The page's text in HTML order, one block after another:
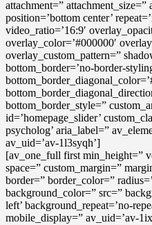
attachment=” attachment_size=”
position=’bottom center’
video_ratio=’16:9′
overlay_color=’#000000′
overlay_custom_pattern=”
bottom_border=’no-border-
bottom_border_style=”
id=’homepage_slider’
psycholog’ aria_label=”
av_uid=’av-1l3syqh’]
[av_one_full first min_height=”
space=” custom_margin=”
border=” border_color=”
background_color=” src=”
left’ background_repeat=’no-
mobile_display=” av_uid=’av-